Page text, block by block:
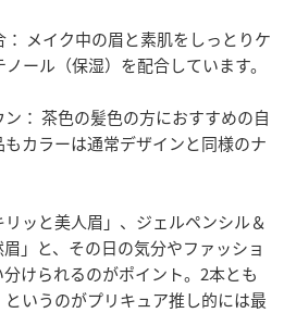
メイク中の眉と素肌をしっとりケ
ール（保湿）を配合しています。
： 茶色の髪色の方におすすめの自
カラーは通常デザインと同様のナ
ッと美人眉」、ジェルペンシル＆
」と、その日の気分やファッショ
けられるのがポイント。2本とも
いうのがプリキュア推し的には最